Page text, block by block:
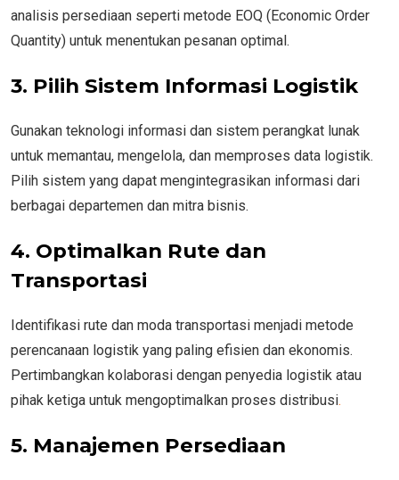
analisis persediaan seperti metode EOQ (Economic Order
Quantity) untuk menentukan pesanan optimal.
3. Pilih Sistem Informasi Logistik
Gunakan teknologi informasi dan sistem perangkat lunak
untuk memantau, mengelola, dan memproses data logistik.
Pilih sistem yang dapat mengintegrasikan informasi dari
berbagai departemen dan mitra bisnis.
4. Optimalkan Rute dan
Transportasi
Identifikasi rute dan moda transportasi menjadi metode
perencanaan logistik yang paling efisien dan ekonomis.
Pertimbangkan kolaborasi dengan penyedia logistik atau
pihak ketiga untuk mengoptimalkan proses distribusi.
5. Manajemen Persediaan